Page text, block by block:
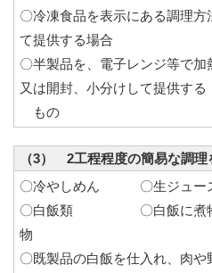
〇冷凍食品を表示にある調理
て提供する場合
〇半製品を、電子レンジ等で加
又は開封、小分けして提供する
もの
（3） 2工程程度の簡易な調理
〇冷やしめん 〇生ジュー
〇白飯類 〇白飯に煮物、
物
〇既製品の白飯を仕入れ、肉